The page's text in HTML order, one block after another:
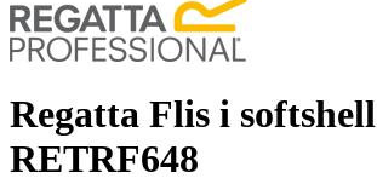
Regatta Flis i softshell
RETRF648